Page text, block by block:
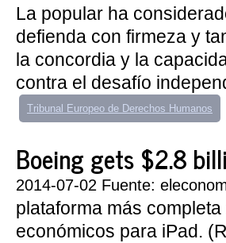
La popular ha
defienda con firmeza y
la concordia y la
contra el desafío
Tribunal Europeo de Derechos Humanos
Boeing gets $2.8
2014-07-02 Fuente:
plataforma más
económicos para iPad.